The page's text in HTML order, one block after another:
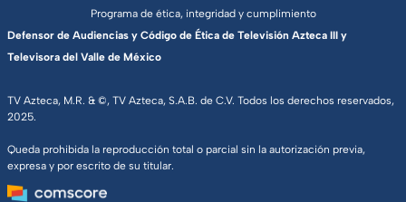
TV Azteca, M.R. & ©, TV Azteca, S.A.B. de C.V. Todos los derechos reservados,
2025.
Queda prohibida la reproducción total o parcial sin la autorización previa,
expresa y por escrito de su titular.
Programa de ética, integridad y cumplimiento
Defensor de Audiencias y Código de Ética de Televisión Azteca III y
Televisora del Valle de México